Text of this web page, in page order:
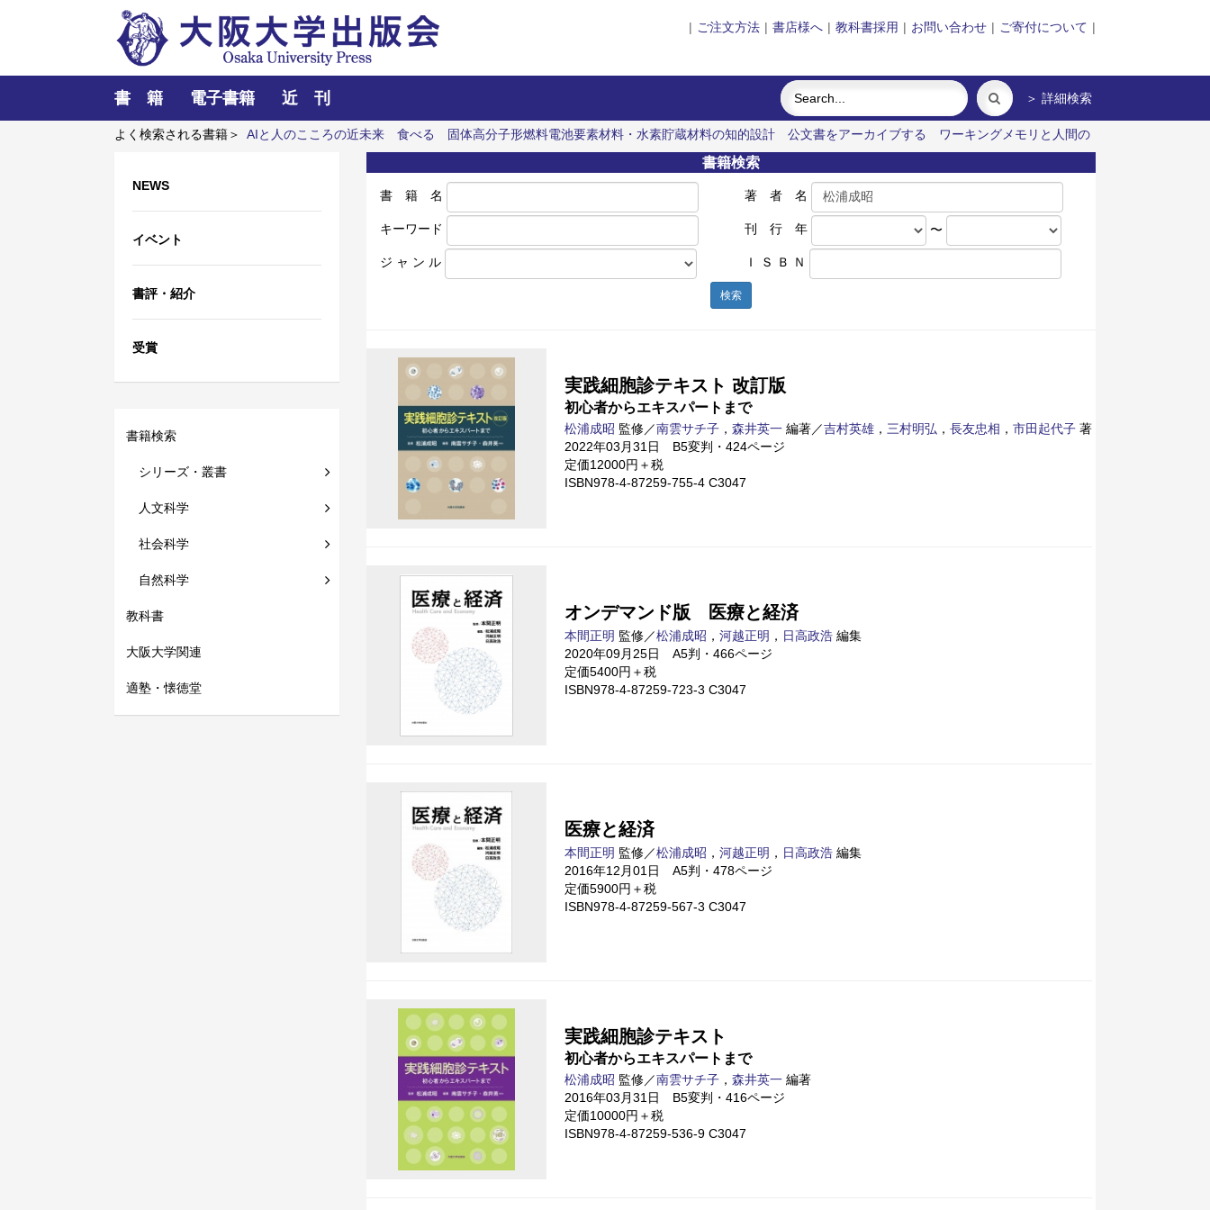
| ご注文方法 | 書店様へ | 教科書採用 | お問い合わせ | ご寄付について |
書 籍 電子書籍 近 刊 ＞ 詳細検索
よく検索される書籍＞ AIと人のこころの近未来 食べる 固体高分子形燃料電池要素材料・水素貯蔵材料の知的設計 公文書をアーカイブする
ワーキングメモリと人間の
NEWS
イベント
書評・紹介
受賞
書籍検索
シリーズ・叢書
人文科学
社会科学
自然科学
教科書
大阪大学関連
適塾・懐徳堂
書籍検索
書 籍 名 著 者 名
キーワード 刊 行 年 〜
ジ ャ ン ル Ｉ Ｓ Ｂ Ｎ
検索
実践細胞診テキスト 改訂版
初心者からエキスパートまで
松浦成昭 監修／南雲サチ子 ， 森井英一 編著／吉村英雄 ， 三村明弘 ， 長友忠相 ， 市田起代子 著
2022年03月31日 B5変判・424ページ
定価12000円＋税
ISBN978-4-87259-755-4 C3047
オンデマンド版 医療と経済
本間正明 監修／松浦成昭 ， 河越正明 ， 日高政浩 編集
2020年09月25日 A5判・466ページ
定価5400円＋税
ISBN978-4-87259-723-3 C3047
医療と経済
本間正明 監修／松浦成昭 ， 河越正明 ， 日高政浩 編集
2016年12月01日 A5判・478ページ
定価5900円＋税
ISBN978-4-87259-567-3 C3047
実践細胞診テキスト
初心者からエキスパートまで
松浦成昭 監修／南雲サチ子 ， 森井英一 編著
2016年03月31日 B5変判・416ページ
定価10000円＋税
ISBN978-4-87259-536-9 C3047